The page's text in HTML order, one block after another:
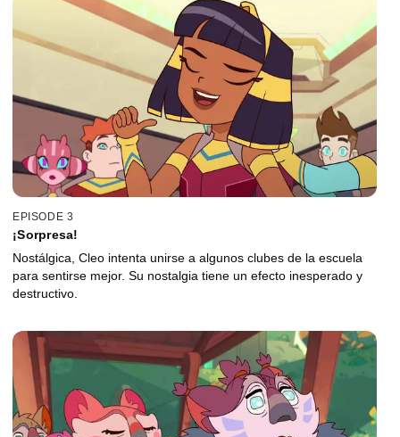
EPISODE 3
¡Sorpresa!
Nostálgica, Cleo intenta unirse a algunos clubes de la escuela
para sentirse mejor. Su nostalgia tiene un efecto inesperado y
destructivo.